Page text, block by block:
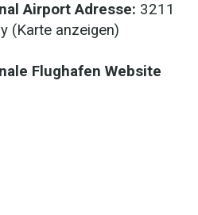
Airport Adresse: 3211
(Karte anzeigen)
Flughafen Website